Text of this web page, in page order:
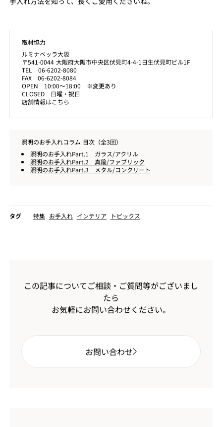
取材協力
ルミナベッラ大阪
〒541-0044 大阪府大阪市中央区伏見町4-4-1日生伏見町ビル1F
TEL 06-6202-8080
FAX 06-6202-8084
OPEN 10:00～18:00 ※変更あり
CLOSED 日曜・祝日
店舗情報はこちら
照明のお手入れコラム 目次（全3回）
照明のお手入れPart.1 ガラス/アクリル
照明のお手入れPart.2 真鍮/ファブリック
照明のお手入れPart.3 メタル/コンクリート
タグ 特集 お手入れ インテリア トピックス
この記事についてご相談・ご質問等がございまし
たら
お気軽にお問い合わせください。
お問い合わせ